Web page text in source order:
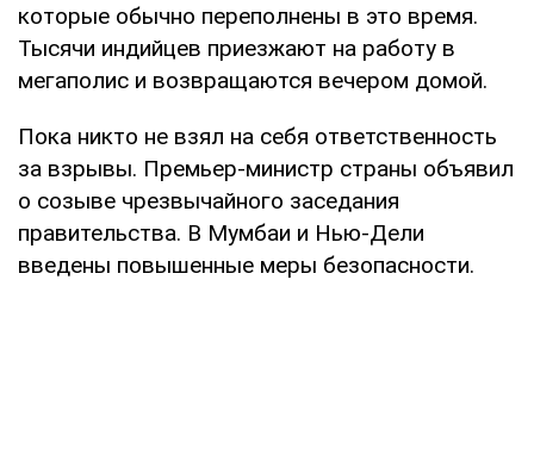
которые обычно переполнены в это время.
Тысячи индийцев приезжают на работу в
мегаполис и возвращаются вечером домой.
Пока никто не взял на себя ответственность
за взрывы. Премьер-министр страны объявил
о созыве чрезвычайного заседания
правительства. В Мумбаи и Нью-Дели
введены повышенные меры безопасности.